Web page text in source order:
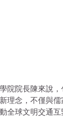
院院長陳來說
理念，不僅與
全球文明交通